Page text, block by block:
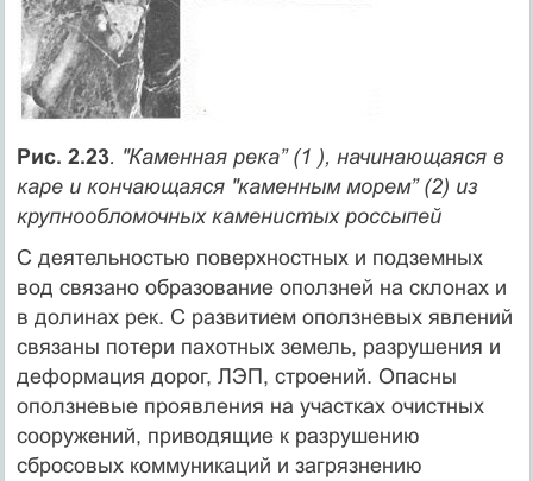
Рис. 2.23. "Каменная река” (1 ), начинающаяся в
каре и кончающаяся "каменным морем” (2) из
крупнообломочных каменистых россыпей
С деятельностью поверхностных и подземных
вод связано образование оползней на склонах и
в долинах рек. С развитием оползневых явлений
связаны потери пахотных земель, разрушения и
деформация дорог, ЛЭП, строений. Опасны
оползневые проявления на участках очистных
сооружений, приводящие к разрушению
сбросовых коммуникаций и загрязнению